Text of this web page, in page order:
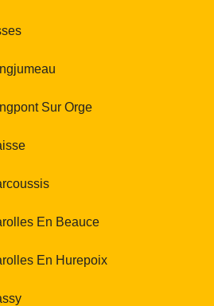
Sur Orge
En Beauce
En Hurepoix